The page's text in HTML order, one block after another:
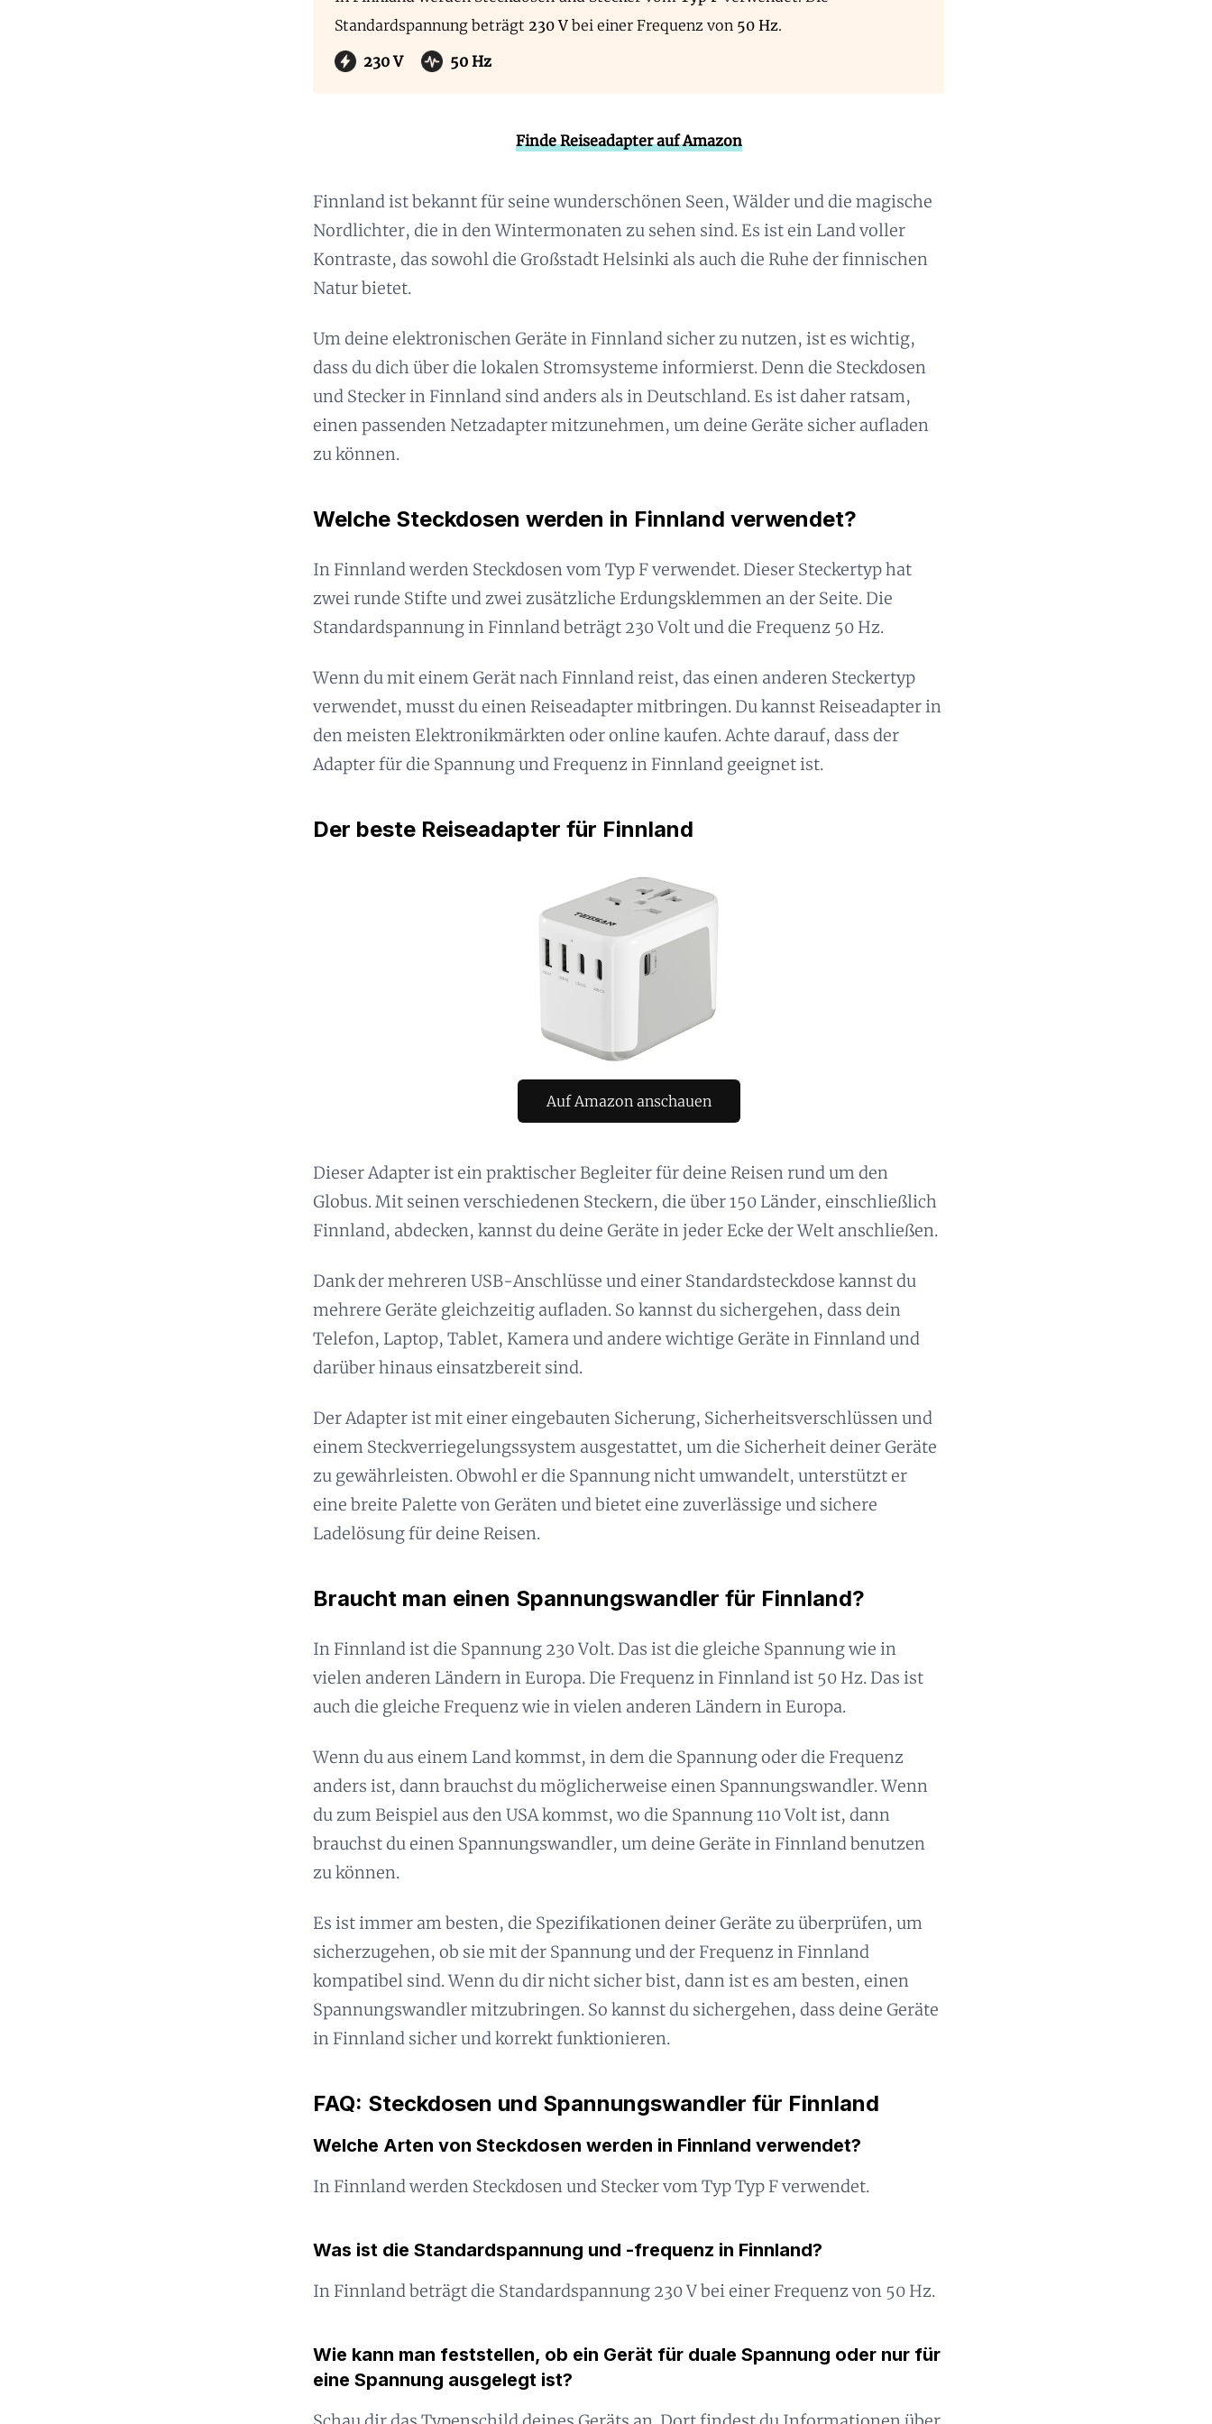
Standardspannung beträgt 230 V bei einer Frequenz von 50 Hz.
230 V
50 Hz
Finde Reiseadapter auf Amazon
Finnland ist bekannt für seine wunderschönen Seen, Wälder und die magische
Nordlichter, die in den Wintermonaten zu sehen sind. Es ist ein Land voller
Kontraste, das sowohl die Großstadt Helsinki als auch die Ruhe der finnischen
Natur bietet.
Um deine elektronischen Geräte in Finnland sicher zu nutzen, ist es wichtig,
dass du dich über die lokalen Stromsysteme informierst. Denn die Steckdosen
und Stecker in Finnland sind anders als in Deutschland. Es ist daher ratsam,
einen passenden Netzadapter mitzunehmen, um deine Geräte sicher aufladen
zu können.
Welche Steckdosen werden in Finnland verwendet?
In Finnland werden Steckdosen vom Typ F verwendet. Dieser Steckertyp hat
zwei runde Stifte und zwei zusätzliche Erdungsklemmen an der Seite. Die
Standardspannung in Finnland beträgt 230 Volt und die Frequenz 50 Hz.
Wenn du mit einem Gerät nach Finnland reist, das einen anderen Steckertyp
verwendet, musst du einen Reiseadapter mitbringen. Du kannst Reiseadapter in
den meisten Elektronikmärkten oder online kaufen. Achte darauf, dass der
Adapter für die Spannung und Frequenz in Finnland geeignet ist.
Der beste Reiseadapter für Finnland
Auf Amazon anschauen
Dieser Adapter ist ein praktischer Begleiter für deine Reisen rund um den
Globus. Mit seinen verschiedenen Steckern, die über 150 Länder, einschließlich
Finnland, abdecken, kannst du deine Geräte in jeder Ecke der Welt anschließen.
Dank der mehreren USB-Anschlüsse und einer Standardsteckdose kannst du
mehrere Geräte gleichzeitig aufladen. So kannst du sichergehen, dass dein
Telefon, Laptop, Tablet, Kamera und andere wichtige Geräte in Finnland und
darüber hinaus einsatzbereit sind.
Der Adapter ist mit einer eingebauten Sicherung, Sicherheitsverschlüssen und
einem Steckverriegelungssystem ausgestattet, um die Sicherheit deiner Geräte
zu gewährleisten. Obwohl er die Spannung nicht umwandelt, unterstützt er
eine breite Palette von Geräten und bietet eine zuverlässige und sichere
Ladelösung für deine Reisen.
Braucht man einen Spannungswandler für Finnland?
In Finnland ist die Spannung 230 Volt. Das ist die gleiche Spannung wie in
vielen anderen Ländern in Europa. Die Frequenz in Finnland ist 50 Hz. Das ist
auch die gleiche Frequenz wie in vielen anderen Ländern in Europa.
Wenn du aus einem Land kommst, in dem die Spannung oder die Frequenz
anders ist, dann brauchst du möglicherweise einen Spannungswandler. Wenn
du zum Beispiel aus den USA kommst, wo die Spannung 110 Volt ist, dann
brauchst du einen Spannungswandler, um deine Geräte in Finnland benutzen
zu können.
Es ist immer am besten, die Spezifikationen deiner Geräte zu überprüfen, um
sicherzugehen, ob sie mit der Spannung und der Frequenz in Finnland
kompatibel sind. Wenn du dir nicht sicher bist, dann ist es am besten, einen
Spannungswandler mitzubringen. So kannst du sichergehen, dass deine Geräte
in Finnland sicher und korrekt funktionieren.
FAQ: Steckdosen und Spannungswandler für Finnland
Welche Arten von Steckdosen werden in Finnland verwendet?
In Finnland werden Steckdosen und Stecker vom Typ Typ F verwendet.
Was ist die Standardspannung und -frequenz in Finnland?
In Finnland beträgt die Standardspannung 230 V bei einer Frequenz von 50 Hz.
Wie kann man feststellen, ob ein Gerät für duale Spannung oder nur für
eine Spannung ausgelegt ist?